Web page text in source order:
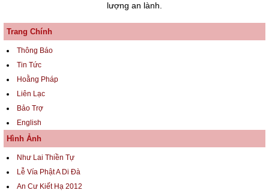
lượng an lành.
Trang Chính
Thông Báo
Tin Tức
Hoằng Pháp
Liên Lạc
Bảo Trợ
English
Hình Ảnh
Như Lai Thiền Tự
Lễ Vía Phật A Di Đà
An Cư Kiết Hạ 2012